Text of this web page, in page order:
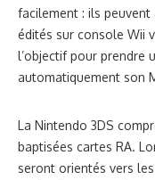
facilement : ils
édités sur console Wii
l’objectif pour prendre
automatiquement son
La Nintendo 3DS
baptisées cartes RA.
seront orientés vers